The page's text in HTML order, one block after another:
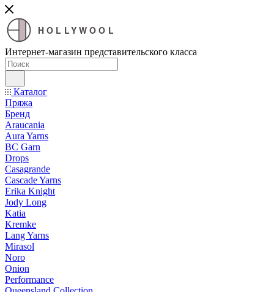
HOLLYWOOL
Интернет-магазин представительского класса
Каталог
Пряжа
Бренд
Araucania
Aura Yarns
BC Garn
Drops
Casagrande
Cascade Yarns
Erika Knight
Jody Long
Katia
Kremke
Lang Yarns
Mirasol
Noro
Onion
Performance